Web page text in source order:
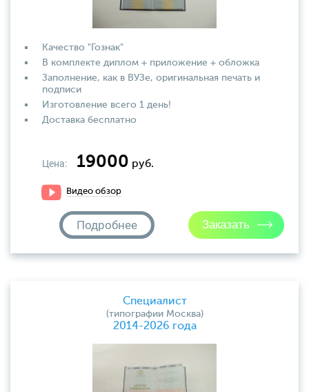
Качество "Гознак"
В комплекте диплом + приложение + обложка
Заполнение, как в ВУЗе, оригинальная печать и
подписи
Изготовление всего 1 день!
Доставка бесплатно
Цена: 19000 руб.
Видео обзор
Подробнее
Специалист
(типографии Москва)
2014-2026 года